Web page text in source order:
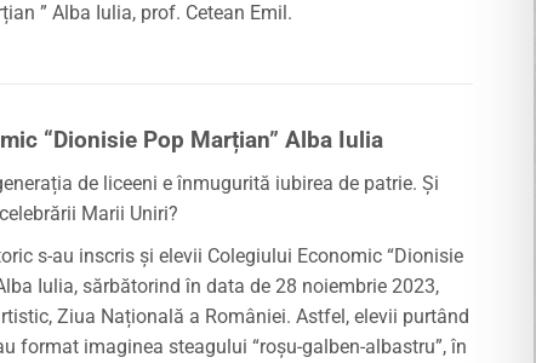
” Alba Iulia, prof. Cetean Emil.
“ Dionisie Pop Marțian” Alba Iulia
de liceeni e înmugurită iubirea de patrie. Și
Marii Uniri?
s-au inscris și elevii Colegiului Economic “Dionisie
Iulia, sărbătorind în data de 28 noiembrie 2023,
Ziua Națională a României. Astfel, elevii purtând
format imaginea steagului “roșu-galben-albastru”, în